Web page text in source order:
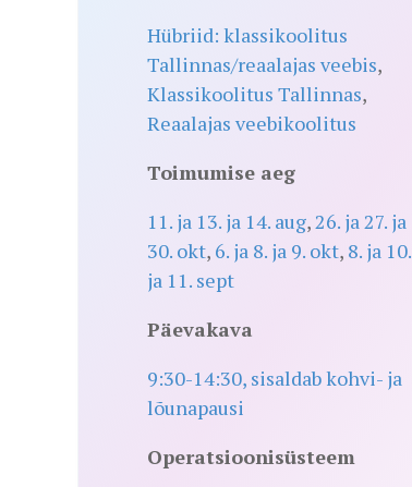
Hübriid: klassikoolitus
Tallinnas/reaalajas veebis,
Klassikoolitus Tallinnas,
Reaalajas veebikoolitus
Toimumise aeg
11. ja 13. ja 14. aug,26. ja 27. ja
30. okt, 6. ja 8. ja 9. okt, 8. ja 10.
ja 11. sept
Päevakava
9:30-14:30, sisaldab kohvi- ja
lõunapausi
Operatsioonisüsteem